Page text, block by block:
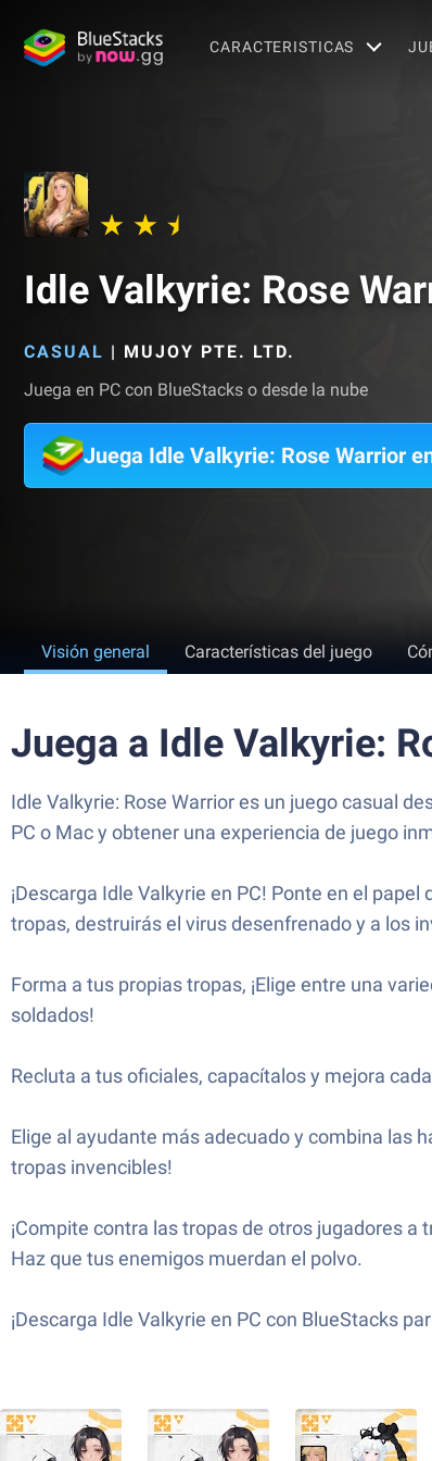
CARACTERISTICAS
Idle Valkyrie: Rose
CASUAL | MUJOY PTE. LTD.
Juega en PC con BlueStacks o desde la nube
Juega Idle Valkyrie: Rose Warrior
Visión general Características del juego
Juega a Idle Valkyrie:
Idle Valkyrie: Rose Warrior es un juego casual
PC o Mac y obtener una experiencia de juego
¡Descarga Idle Valkyrie en PC! Ponte en el
tropas, destruirás el virus desenfrenado y a los
Forma a tus propias tropas, ¡Elige entre una
soldados!
Recluta a tus oficiales, capacítalos y mejora
Elige al ayudante más adecuado y combina las
tropas invencibles!
¡Compite contra las tropas de otros jugadores
Haz que tus enemigos muerdan el polvo.
¡Descarga Idle Valkyrie en PC con BlueStacks